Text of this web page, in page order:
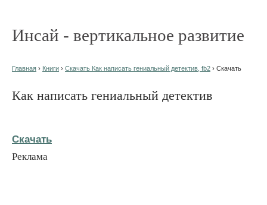
Инсай - вертикальное развитие
Главная › Книги › Скачать Как написать гениальный детектив, fb2 › Скачать
Как написать гениальный детектив
Скачать
Реклама